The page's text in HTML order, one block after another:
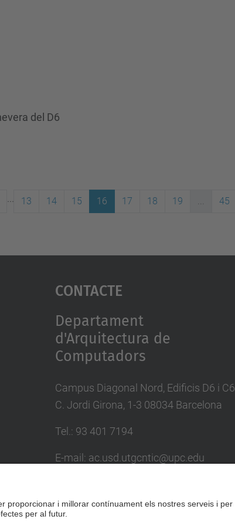
del D6
13 14 15 16 17 18 19 ... 45
Contacte
Departament
d'Arquitectura de
Computadors
Campus Diagonal Nord, Edificis D6 i C6
C. Jordi Girona, 1-3 08034 Barcelona
Tel.: 93 401 7194
E-mail: ac.usd.utgcntic@upc.edu
Formulari de contacte